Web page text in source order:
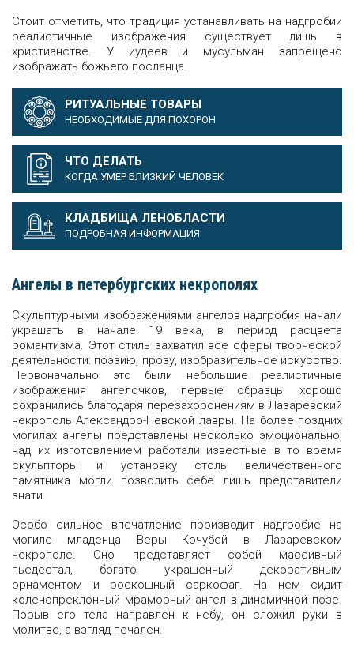
Стоит отметить, что традиция устанавливать на надгробии
реалистичные изображения существует лишь в
христианстве. У иудеев и мусульман запрещено
изображать божьего посланца.
РИТУАЛЬНЫЕ ТОВАРЫ
НЕОБХОДИМЫЕ ДЛЯ ПОХОРОН
ЧТО ДЕЛАТЬ
КОГДА УМЕР БЛИЗКИЙ ЧЕЛОВЕК
КЛАДБИЩА ЛЕНОБЛАСТИ
ПОДРОБНАЯ ИНФОРМАЦИЯ
Ангелы в петербургских некрополях
Скульптурными изображениями ангелов надгробия начали
украшать в начале 19 века, в период расцвета
романтизма. Этот стиль захватил все сферы творческой
деятельности: поэзию, прозу, изобразительное искусство.
Первоначально это были небольшие реалистичные
изображения ангелочков, первые образцы хорошо
сохранились благодаря перезахоронениям в Лазаревский
некрополь Александро-Невской лавры. На более поздних
могилах ангелы представлены несколько эмоционально,
над их изготовлением работали известные в то время
скульпторы и установку столь величественного
памятника могли позволить себе лишь представители
знати.
Особо сильное впечатление производит надгробие на
могиле младенца Веры Кочубей в Лазаревском
некрополе. Оно представляет собой массивный
пьедестал, богато украшенный декоративным
орнаментом и роскошный саркофаг. На нем сидит
коленопреклонный мраморный ангел в динамичной позе.
Порыв его тела направлен к небу, он сложил руки в
молитве, а взгляд печален.